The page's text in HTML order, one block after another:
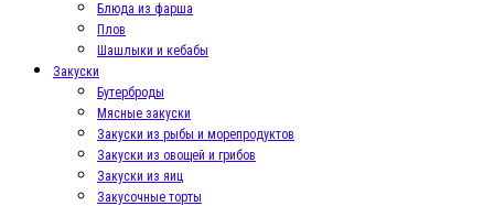
Блюда из фарша
Плов
Шашлыки и кебабы
Закуски
Бутерброды
Мясные закуски
Закуски из рыбы и морепродуктов
Закуски из овощей и грибов
Закуски из яиц
Закусочные торты